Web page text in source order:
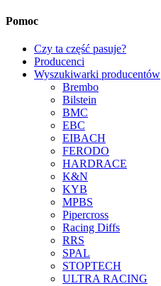
Pomoc
Czy ta część pasuje?
Producenci
Wyszukiwarki producentów
Brembo
Bilstein
BMC
EBC
EIBACH
FERODO
HARDRACE
K&N
KYB
MPBS
Pipercross
Racing Diffs
RRS
SPAL
STOPTECH
ULTRA RACING